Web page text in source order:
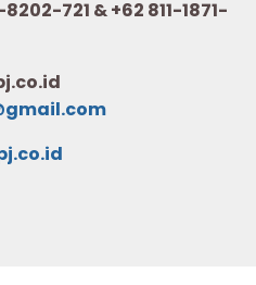
721 & +62 811-1871-